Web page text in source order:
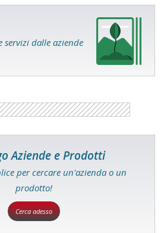
servizi dalle aziende
Aziende e Prodotti
per cercare un'azienda o un
prodotto!
Cerca adesso